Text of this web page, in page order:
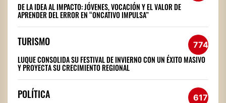
DE LA IDEA AL IMPACTO: JÓVENES, VOCACIÓN Y EL VALOR DE
APRENDER DEL ERROR EN “ONCATIVO IMPULSA”
TURISMO 774
LUQUE CONSOLIDA SU FESTIVAL DE INVIERNO CON UN ÉXITO MASIVO
Y PROYECTA SU CRECIMIENTO REGIONAL
POLÍTICA 617